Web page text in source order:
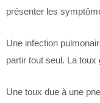
présenter les
Une infection
partir tout seul. La toux
Une toux due à une